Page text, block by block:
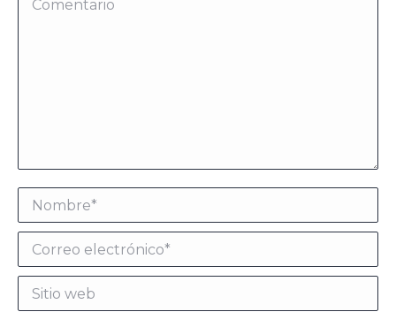
Nombre *
Correo electrónico *
Sitio web